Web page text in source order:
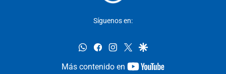
Síguenos en:
whatsappfacebookinstagram
twittergoogle
Más contenido en
youtube-